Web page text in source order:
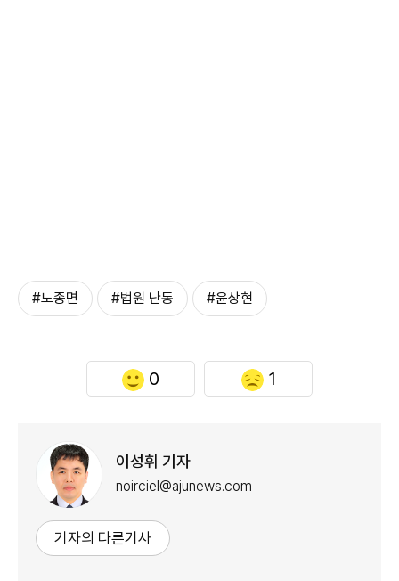
#노종면 #법원 난동 #윤상현
0 1
이성휘 기자
noirciel@ajunews.com
기자의 다른기사